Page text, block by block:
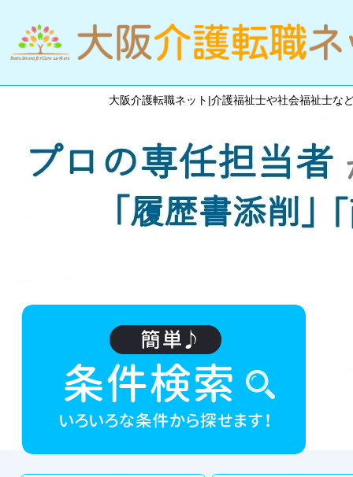
大阪介護転職ネット|介護福祉士や社会福祉士な